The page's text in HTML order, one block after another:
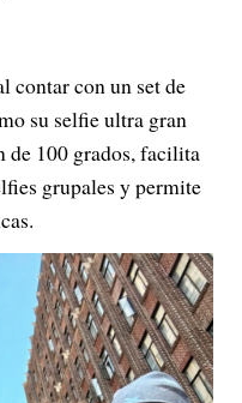
contar con un set de
su selfie ultra gran
de 100 grados, facilita
grupales y permite